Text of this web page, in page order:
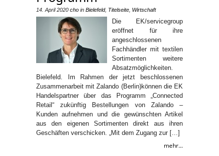
14. April 2020 cho in Bielefeld, Titelseite Wirtschaft
Die EK/servicegroup
eröffnet für ihre
angeschlossenen
Fachhändler mit textilen
Sortimenten weitere
Absatzmöglichkeiten.
Bielefeld. Im Rahmen der jetzt beschlossenen
Zusammenarbeit mit Zalando (Berlin)können die EK
Handelspartner über das Programm „Connected
Retail“ zukünftig Bestellungen von Zalando –
Kunden aufnehmen und die gewünschten Artikel
aus den eigenen Sortimenten direkt aus ihren
Geschäften verschicken. „Mit dem Zugang zur […]
mehr...